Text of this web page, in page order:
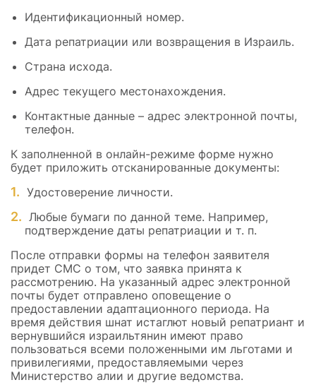
Идентификационный номер.
Дата репатриации или возвращения в Израиль.
Страна исхода.
Адрес текущего местонахождения.
Контактные данные – адрес электронной почты,
телефон.
К заполненной в онлайн-режиме форме нужно
будет приложить отсканированные документы:
Удостоверение личности.
Любые бумаги по данной теме. Например,
подтверждение даты репатриации и т. п.
После отправки формы на телефон заявителя
придет СМС о том, что заявка принята к
рассмотрению. На указанный адрес электронной
почты будет отправлено оповещение о
предоставлении адаптационного периода. На
время действия шнат истаглют новый репатриант и
вернувшийся израильтянин имеют право
пользоваться всеми положенными им льготами и
привилегиями, предоставляемыми через
Министерство алии и другие ведомства.